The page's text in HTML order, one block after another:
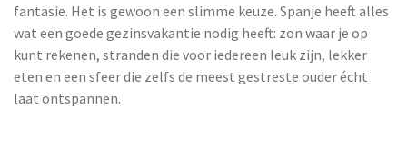
fantasie. Het is gewoon een slimme keuze. Spanje heeft alles
wat een goede gezinsvakantie nodig heeft: zon waar je op
kunt rekenen, stranden die voor iedereen leuk zijn, lekker
eten en een sfeer die zelfs de meest gestreste ouder écht
laat ontspannen.